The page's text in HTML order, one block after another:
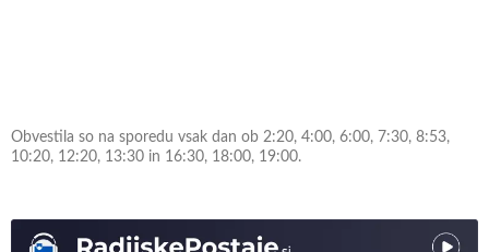
Obvestila so na sporedu vsak dan ob 2:20, 4:00, 6:00, 7:30, 8:53,
10:20, 12:20, 13:30 in 16:30, 18:00, 19:00.